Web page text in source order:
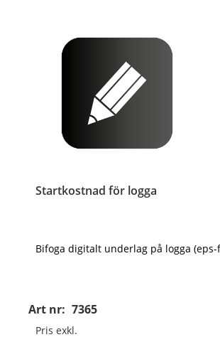
Startkostnad för logga
Art nr: 7365
Bifoga digitalt underlag på logga
Pris exkl.